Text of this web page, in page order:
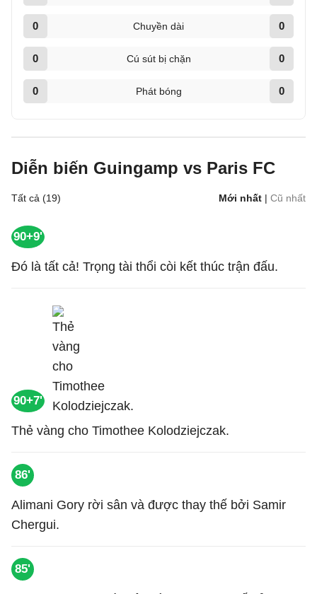
0 Chuyền dài 0
0 Cú sút bị chặn 0
0 Phát bóng 0
Diễn biến Guingamp vs Paris FC
Tất cả (19) Mới nhất | Cũ nhất
90+9'
Đó là tất cả! Trọng tài thổi còi kết thúc trận đấu.
90+7'
Thẻ vàng cho Timothee Kolodziejczak.
86'
Alimani Gory rời sân và được thay thế bởi Samir
Chergui.
85'